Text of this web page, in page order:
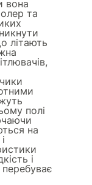
вона
та
літають
полі
на
і